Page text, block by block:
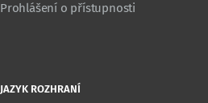
Prohlášení o přístupnosti
JAZYK ROZHRANÍ